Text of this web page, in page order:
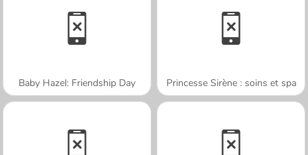
Baby Hazel: Friendship Day Princesse Sirène : soins et spa